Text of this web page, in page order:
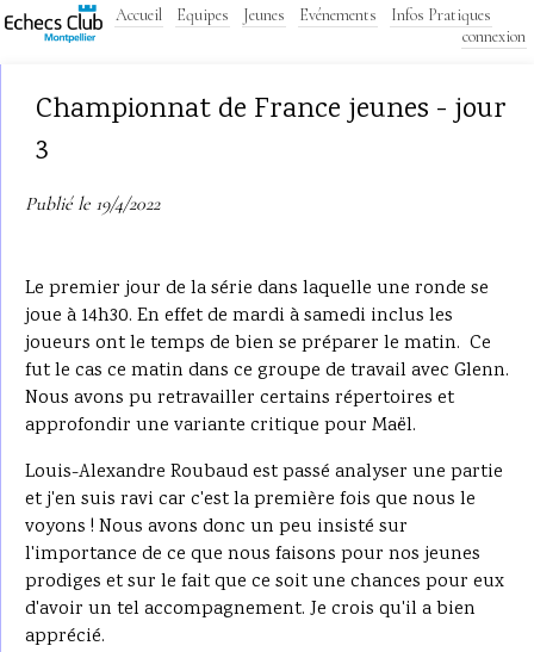
Accueil Equipes Jeunes Evénements
Infos Pratiques
connexion
Championnat de France jeunes - jour
3
Publié le 19/4/2022
Le premier jour de la série dans laquelle une ronde se
joue à 14h30. En effet de mardi à samedi inclus les
joueurs ont le temps de bien se préparer le matin. Ce
fut le cas ce matin dans ce groupe de travail avec Glenn.
Nous avons pu retravailler certains répertoires et
approfondir une variante critique pour Maël.
Louis-Alexandre Roubaud est passé analyser une partie
et j'en suis ravi car c'est la première fois que nous le
voyons ! Nous avons donc un peu insisté sur
l'importance de ce que nous faisons pour nos jeunes
prodiges et sur le fait que ce soit une chances pour eux
d'avoir un tel accompagnement. Je crois qu'il a bien
apprécié.